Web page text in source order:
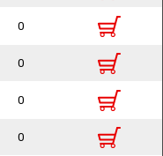
0
0
0
0